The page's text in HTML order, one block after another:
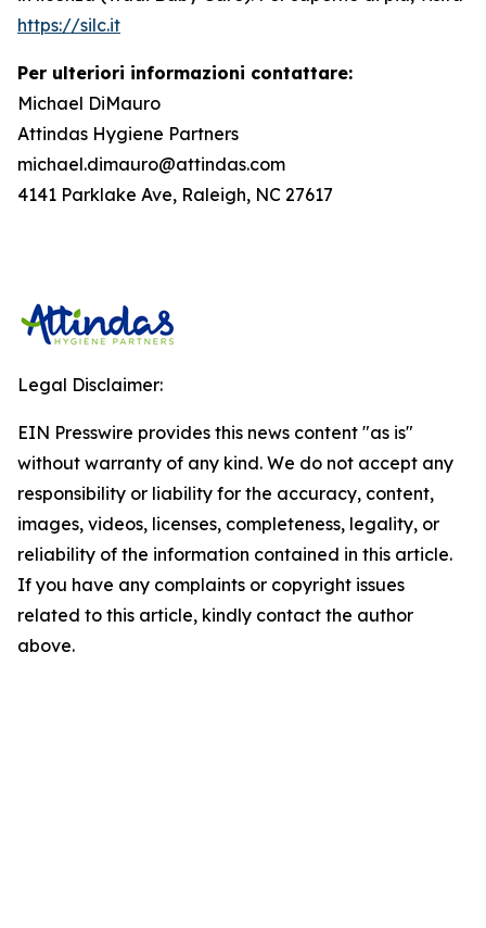
https://silc.it
Per ulteriori informazioni contattare:
Michael DiMauro
Attindas Hygiene Partners
michael.dimauro@attindas.com
4141 Parklake Ave, Raleigh, NC 27617
Legal Disclaimer:
EIN Presswire provides this news content "as is"
without warranty of any kind. We do not accept any
responsibility or liability for the accuracy, content,
images, videos, licenses, completeness, legality, or
reliability of the information contained in this article.
If you have any complaints or copyright issues
related to this article, kindly contact the author
above.